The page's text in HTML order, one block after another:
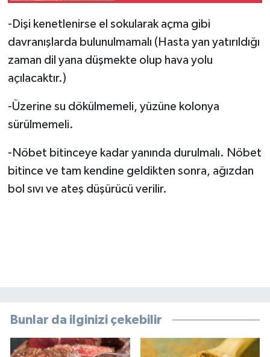
-Dişi kenetlenirse el sokularak açma gibi
davranışlarda bulunulmamalı (Hasta yan yatırıldığı
zaman dil yana düşmekte olup hava yolu
açılacaktır.)
-Üzerine su dökülmemeli, yüzüne kolonya
sürülmemeli.
-Nöbet bitinceye kadar yanında durulmalı. Nöbet
bitince ve tam kendine geldikten sonra, ağızdan
bol sıvı ve ateş düşürücü verilir.
Bunlar da ilginizi çekebilir